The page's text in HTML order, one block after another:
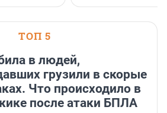
ТОП 5
в людей,
грузили в скорые
Что происходило в
после атаки БПЛА